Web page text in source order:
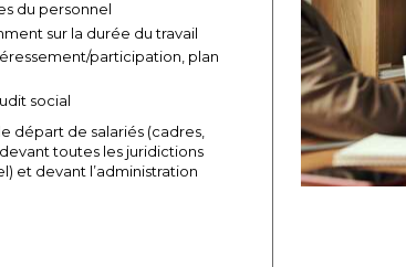
du personnel
sur la durée du travail
participation, plan
social
départ de salariés (cadres,
toutes les juridictions
et devant l’administration